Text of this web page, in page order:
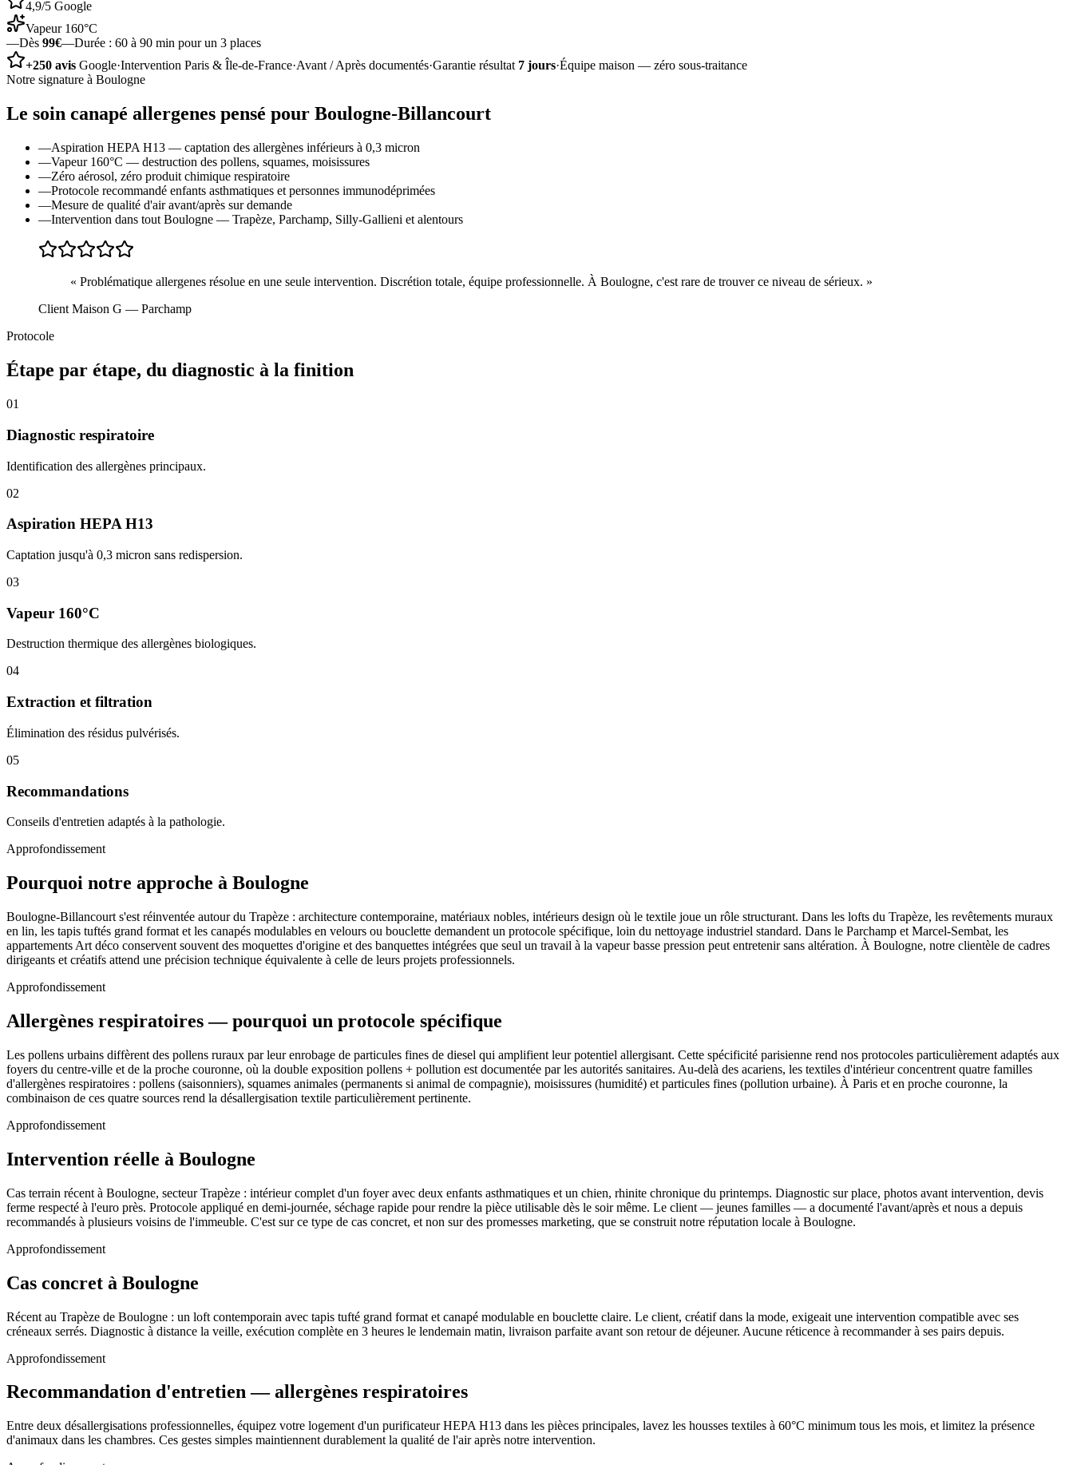
4,9/5 Google
Vapeur 160°C
—Dès 99€—Durée : 60 à 90 min pour un 3 places
+250 avis Google·Intervention Paris & Île-de-France·Avant / Après documentés·Garantie résultat 7 jours·Équipe maison — zéro sous-traitance
Notre signature à Boulogne
Le soin canapé allergenes pensé pour Boulogne-Billancourt
—Aspiration HEPA H13 — captation des allergènes inférieurs à 0,3 micron
—Vapeur 160°C — destruction des pollens, squames, moisissures
—Zéro aérosol, zéro produit chimique respiratoire
—Protocole recommandé enfants asthmatiques et personnes immunodéprimées
—Mesure de qualité d'air avant/après sur demande
—Intervention dans tout Boulogne — Trapèze, Parchamp, Silly-Gallieni et alentours
« Problématique allergenes résolue en une seule intervention. Discrétion totale, équipe professionnelle. À Boulogne, c'est rare de trouver ce niveau de sérieux. »
Client Maison G — Parchamp
Protocole
Étape par étape, du diagnostic à la finition
01
Diagnostic respiratoire
Identification des allergènes principaux.
02
Aspiration HEPA H13
Captation jusqu'à 0,3 micron sans redispersion.
03
Vapeur 160°C
Destruction thermique des allergènes biologiques.
04
Extraction et filtration
Élimination des résidus pulvérisés.
05
Recommandations
Conseils d'entretien adaptés à la pathologie.
Approfondissement
Pourquoi notre approche à Boulogne
Boulogne-Billancourt s'est réinventée autour du Trapèze : architecture contemporaine, matériaux nobles, intérieurs design où le textile joue un rôle structurant. Dans les lofts du Trapèze, les revêtements muraux
en lin, les tapis tuftés grand format et les canapés modulables en velours ou bouclette demandent un protocole spécifique, loin du nettoyage industriel standard. Dans le Parchamp et Marcel-Sembat, les
appartements Art déco conservent souvent des moquettes d'origine et des banquettes intégrées que seul un travail à la vapeur basse pression peut entretenir sans altération. À Boulogne, notre clientèle de cadres
dirigeants et créatifs attend une précision technique équivalente à celle de leurs projets professionnels.
Approfondissement
Allergènes respiratoires — pourquoi un protocole spécifique
Les pollens urbains diffèrent des pollens ruraux par leur enrobage de particules fines de diesel qui amplifient leur potentiel allergisant. Cette spécificité parisienne rend nos protocoles particulièrement adaptés aux
foyers du centre-ville et de la proche couronne, où la double exposition pollens + pollution est documentée par les autorités sanitaires. Au-delà des acariens, les textiles d'intérieur concentrent quatre familles
d'allergènes respiratoires : pollens (saisonniers), squames animales (permanents si animal de compagnie), moisissures (humidité) et particules fines (pollution urbaine). À Paris et en proche couronne, la
combinaison de ces quatre sources rend la désallergisation textile particulièrement pertinente.
Approfondissement
Intervention réelle à Boulogne
Cas terrain récent à Boulogne, secteur Trapèze : intérieur complet d'un foyer avec deux enfants asthmatiques et un chien, rhinite chronique du printemps. Diagnostic sur place, photos avant intervention, devis
ferme respecté à l'euro près. Protocole appliqué en demi-journée, séchage rapide pour rendre la pièce utilisable dès le soir même. Le client — jeunes familles — a documenté l'avant/après et nous a depuis
recommandés à plusieurs voisins de l'immeuble. C'est sur ce type de cas concret, et non sur des promesses marketing, que se construit notre réputation locale à Boulogne.
Approfondissement
Cas concret à Boulogne
Récent au Trapèze de Boulogne : un loft contemporain avec tapis tufté grand format et canapé modulable en bouclette claire. Le client, créatif dans la mode, exigeait une intervention compatible avec ses
créneaux serrés. Diagnostic à distance la veille, exécution complète en 3 heures le lendemain matin, livraison parfaite avant son retour de déjeuner. Aucune réticence à recommander à ses pairs depuis.
Approfondissement
Recommandation d'entretien — allergènes respiratoires
Entre deux désallergisations professionnelles, équipez votre logement d'un purificateur HEPA H13 dans les pièces principales, lavez les housses textiles à 60°C minimum tous les mois, et limitez la présence
d'animaux dans les chambres. Ces gestes simples maintiennent durablement la qualité de l'air après notre intervention.